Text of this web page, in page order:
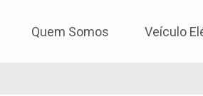
Quem Somos Veículo